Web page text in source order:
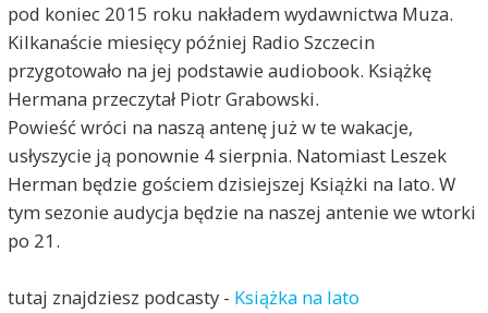
pod koniec 2015 roku nakładem wydawnictwa Muza.
Kilkanaście miesięcy później Radio Szczecin
przygotowało na jej podstawie audiobook. Książkę
Hermana przeczytał Piotr Grabowski.
Powieść wróci na naszą antenę już w te wakacje,
usłyszycie ją ponownie 4 sierpnia. Natomiast Leszek
Herman będzie gościem dzisiejszej Książki na lato. W
tym sezonie audycja będzie na naszej antenie we wtorki
po 21.
tutaj znajdziesz podcasty - Książka na lato